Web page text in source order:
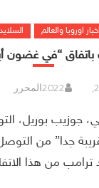
اخبار اوروبا والعالم
باتفاق “في غضون
المحرر
جوزيب بوريل،
في عام 2018، وهو